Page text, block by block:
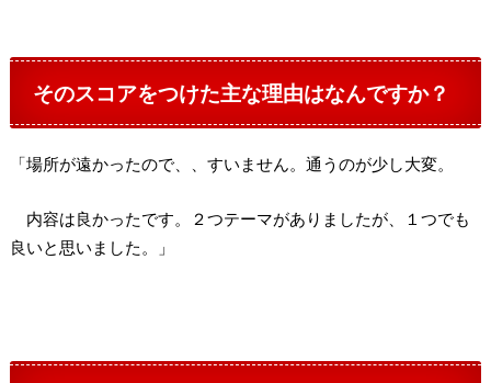
そのスコアをつけた主な理由はなんですか？
「場所が遠かったので、、すいません。通うのが少し大変。
内容は良かったです。２つテーマがありましたが、１つでも
良いと思いました。」